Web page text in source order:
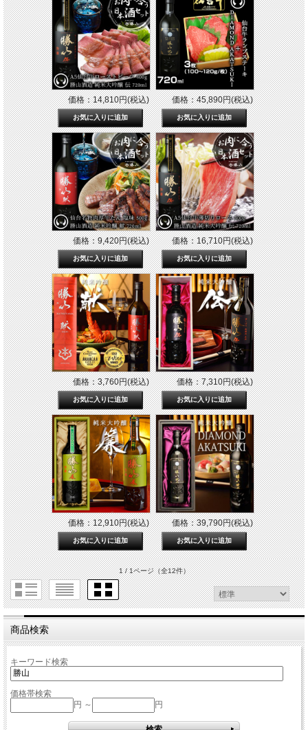
価格：14,810円(税込) 価格：45,890円(税込)
価格：9,420円(税込) 価格：16,710円(税込)
価格：3,760円(税込) 価格：7,310円(税込)
価格：12,910円(税込) 価格：39,790円(税込)
1 / 1ページ（全12件）
商品検索
キーワード検索
価格帯検索
円 ～
円